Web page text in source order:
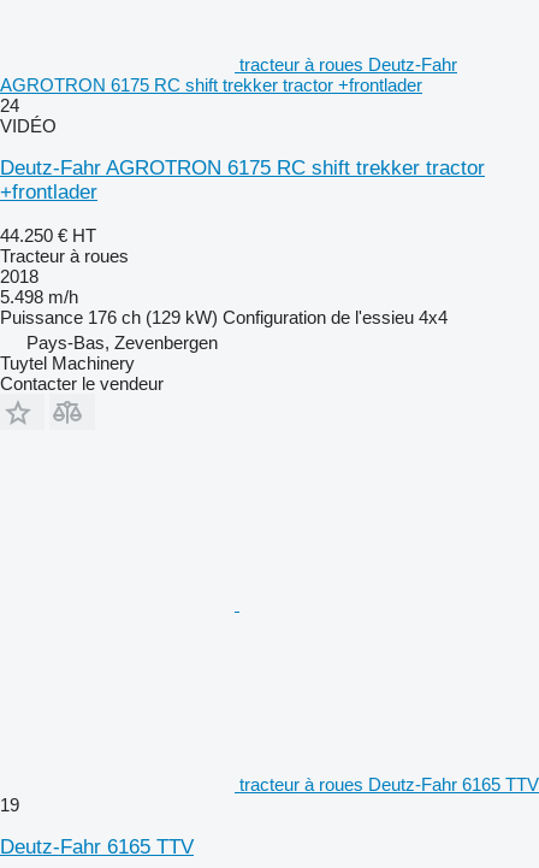
tracteur à roues Deutz-Fahr
AGROTRON 6175 RC shift trekker tractor +frontlader
24
VIDÉO
Deutz-Fahr AGROTRON 6175 RC shift trekker tractor
+frontlader
44.250 € HT
Tracteur à roues
2018
5.498 m/h
Puissance 176 ch (129 kW) Configuration de l'essieu 4x4
Pays-Bas, Zevenbergen
Tuytel Machinery
Contacter le vendeur
tracteur à roues Deutz-Fahr 6165 TTV
19
Deutz-Fahr 6165 TTV